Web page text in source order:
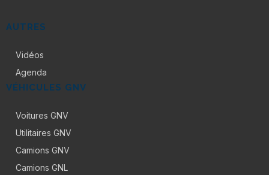
AUTRES
Vidéos
Agenda
VÉHICULES GNV
Voitures GNV
Utilitaires GNV
Camions GNV
Camions GNL